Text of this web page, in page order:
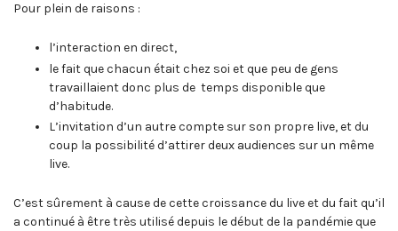
Pour plein de raisons :
l’interaction en direct,
le fait que chacun était chez soi et que peu de gens
travaillaient donc plus de temps disponible que
d’habitude.
L’invitation d’un autre compte sur son propre live, et du
coup la possibilité d’attirer deux audiences sur un même
live.
C’est sûrement à cause de cette croissance du live et du fait qu’il
a continué à être très utilisé depuis le début de la pandémie que